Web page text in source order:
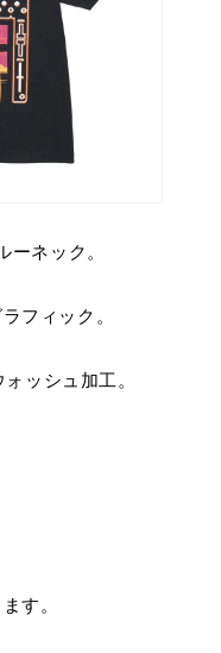
ーネック。
フィック。
ッシュ加工。
す。